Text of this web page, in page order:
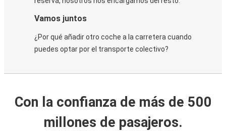
Vamos juntos
¿Por qué añadir otro coche a la carretera cuando
puedes optar por el transporte colectivo?
Con la confianza de más de 500
millones de pasajeros.